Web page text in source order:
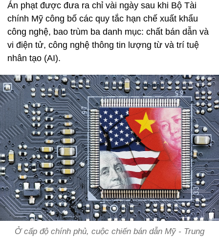
Án phạt được đưa ra chỉ vài ngày sau khi Bộ Tài
chính Mỹ công bố các quy tắc hạn chế xuất khẩu
công nghệ, bao trùm ba danh mục: chất bán dẫn và
vi điện tử, công nghệ thông tin lượng từ và trí tuệ
nhân tạo (AI).
Ở cấp độ chính phủ, cuộc chiến bán dẫn Mỹ - Trung